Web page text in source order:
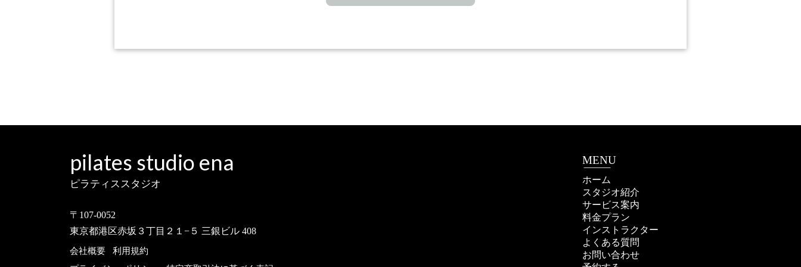
pilates studio ena
ピラティススタジオ
〒107-0052
東京都港区赤坂３丁目２１−５ 三銀ビル 408
会社概要
利用規約
MENU
ホーム
スタジオ紹介
サービス案内
料金プラン
インストラクター
よくある質問
お問い合わせ